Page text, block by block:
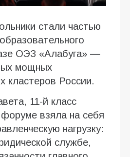
стали частью
ОЭЗ «Алабуга» —
мощных
кластеров России.
11-й класс
взяла на себя
нагрузку:
службе,